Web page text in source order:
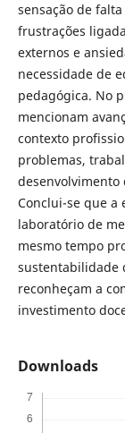
sensação de
frustrações
externos e
necessidade de
pedagógica. No
mencionam
contexto
problemas,
desenvolvimento
Conclui-se que a
laboratório de
mesmo tempo
sustentabilidade
reconheçam a
investimento
Downloads